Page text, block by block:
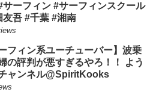
サーフィン #サーフィンスクール
友吾 #千葉 #湘南
ーフィン系ユーチューバー】波乗
の評判が悪すぎるやろ！！ よう
ャンネル@SpiritKooks